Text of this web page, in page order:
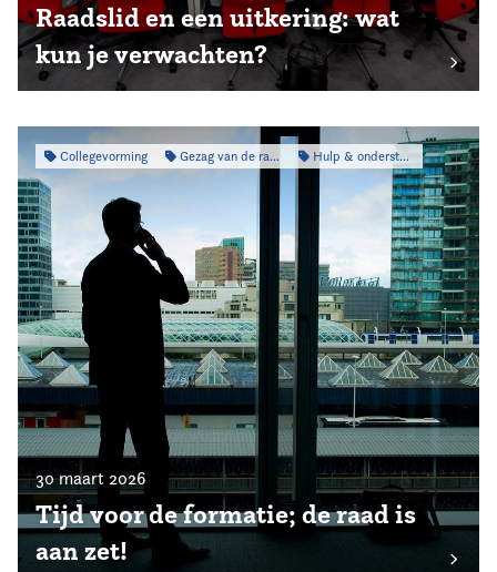
Raadslid en een uitkering: wat
kun je verwachten?
Collegevorming Gezag van de raad Hulp & ondersteuning
30 maart 2026
Tijd voor de formatie; de raad is
aan zet!